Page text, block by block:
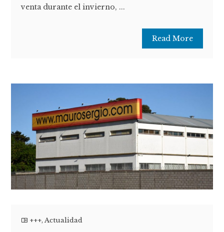
venta durante el invierno, ...
Read More
+++,Actualidad